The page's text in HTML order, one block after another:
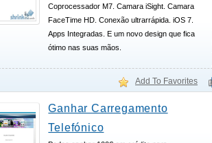
Coprocessador M7. Camara iSight. Camara
FaceTime HD. Conexão ultrarrápida. iOS 7.
Apps Integradas. E um novo design que fica
ótimo nas suas mãos.
Add To Favorites
Ganhar Carregamento
Telefónico